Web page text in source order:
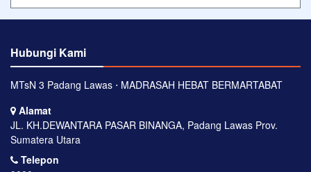
Hubungi Kami
MTsN 3 Padang Lawas ⋅ MADRASAH HEBAT BERMARTABAT
Alamat
JL. KH.DEWANTARA PASAR BINANGA, Padang Lawas Prov.
Sumatera Utara
Telepon